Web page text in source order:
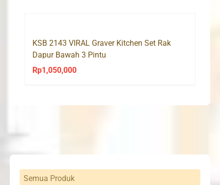
KSB 2143 VIRAL Graver Kitchen Set Rak
Dapur Bawah 3 Pintu
Rp1,050,000
Semua Produk